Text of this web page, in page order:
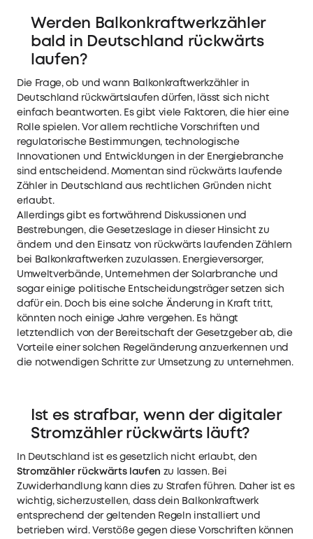
Werden Balkonkraftwerkzähler
bald in Deutschland rückwärts
laufen?
Die Frage, ob und wann Balkonkraftwerkzähler in
Deutschland rückwärtslaufen dürfen, lässt sich nicht
einfach beantworten. Es gibt viele Faktoren, die hier eine
Rolle spielen. Vor allem rechtliche Vorschriften und
regulatorische Bestimmungen, technologische
Innovationen und Entwicklungen in der Energiebranche
sind entscheidend. Momentan sind rückwärts laufende
Zähler in Deutschland aus rechtlichen Gründen nicht
erlaubt.
Allerdings gibt es fortwährend Diskussionen und
Bestrebungen, die Gesetzeslage in dieser Hinsicht zu
ändern und den Einsatz von rückwärts laufenden Zählern
bei Balkonkraftwerken zuzulassen. Energieversorger,
Umweltverbände, Unternehmen der Solarbranche und
sogar einige politische Entscheidungsträger setzen sich
dafür ein. Doch bis eine solche Änderung in Kraft tritt,
könnten noch einige Jahre vergehen. Es hängt
letztendlich von der Bereitschaft der Gesetzgeber ab, die
Vorteile einer solchen Regeländerung anzuerkennen und
die notwendigen Schritte zur Umsetzung zu unternehmen.
Ist es strafbar, wenn der digitaler
Stromzähler rückwärtsläuft?
In Deutschland ist es gesetzlich nicht erlaubt, den
Stromzähler rückwärts laufen zu lassen. Bei
Zuwiderhandlung kann dies zu Strafen führen. Daher ist es
wichtig, sicherzustellen, dass dein Balkonkraftwerk
entsprechend der geltenden Regeln installiert und
betrieben wird. Verstöße gegen diese Vorschriften können